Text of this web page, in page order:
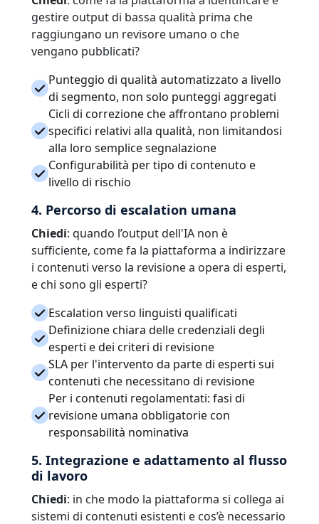
gestire output di bassa qualità prima che
raggiungano un revisore umano o che
vengano pubblicati?
Punteggio di qualità automatizzato a livello
di segmento, non solo punteggi aggregati
Cicli di correzione che affrontano problemi
specifici relativi alla qualità, non limitandosi
alla loro semplice segnalazione
Configurabilità per tipo di contenuto e
livello di rischio
4. Percorso di escalation umana
Chiedi: quando l’output dell'IA non è
sufficiente, come fa la piattaforma a indirizzare
i contenuti verso la revisione a opera di esperti,
e chi sono gli esperti?
Escalation verso linguisti qualificati
Definizione chiara delle credenziali degli
esperti e dei criteri di revisione
SLA per l'intervento da parte di esperti sui
contenuti che necessitano di revisione
Per i contenuti regolamentati: fasi di
revisione umana obbligatorie con
responsabilità nominativa
5. Integrazione e adattamento al flusso
di lavoro
Chiedi: in che modo la piattaforma si collega ai
sistemi di contenuti esistenti e cos’è necessario